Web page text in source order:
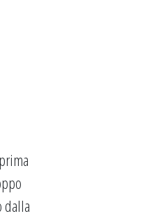
dalla